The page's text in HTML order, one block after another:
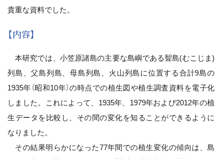
貴重な資料でした。
【内容】
本研究では、小笠原諸島の主要な島嶼である聟島(むこじま)
列島、父島列島、母島列島、火山列島に位置する合計9島の
1935年（昭和10年）の時点での植生図や植生調査資料を電子化
しました。これによって、1935年、1979年および2012年の植
生データを比較し、その間の変化を知ることができるように
なりました。
その結果明らかになった77年間での植生変化の傾向は、島